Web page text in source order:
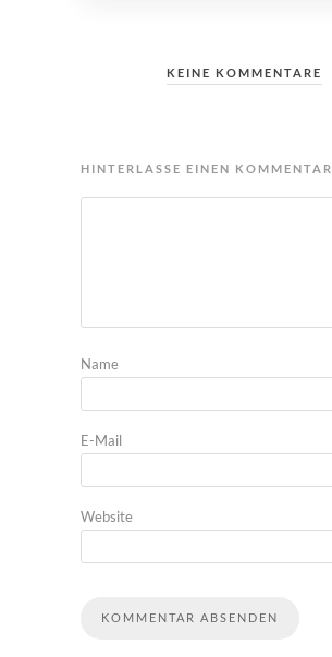
KEINE KOMMENTARE
HINTERLASSE EINEN KOMMENTAR
Name
E-Mail
Website